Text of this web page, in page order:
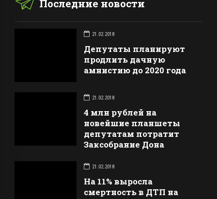
Последние новости
21.02.2018
Депутаты планируют
продлить дачную
амнистию до 2020 года
21.02.2018
4 млн рублей на
новейшие планшеты
депутатам потратит
Заксобрание Дона
21.02.2018
На 11% выросла
смертность в ДТП на